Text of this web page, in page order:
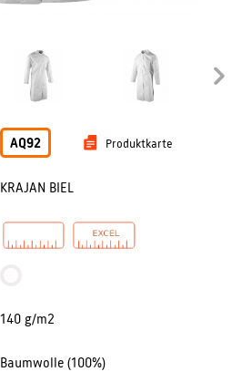
AQ92 Produktkarte
KRAJAN BIEL
140 g/m2
Baumwolle (100%)